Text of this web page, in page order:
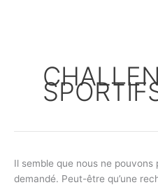
Il semble que nous ne
demandé. Peut-être qu’une